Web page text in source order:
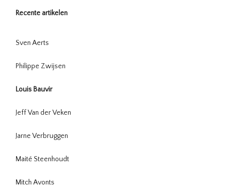
Recente artikelen
Sven Aerts
Philippe Zwijsen
Louis Bauvir
Jeff Van der Veken
Jarne Verbruggen
Maité Steenhoudt
Mitch Avonts